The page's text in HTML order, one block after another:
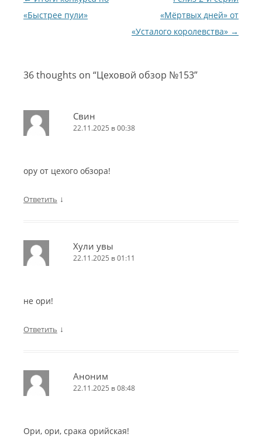
«Быстрее пули»
«Мёртвых дней» от
«Усталого королевства» →
36 thoughts on “Цеховой обзор №153”
Свин
22.11.2025 в 00:38
ору от цехого обзора!
Ответить ↓
Хули увы
22.11.2025 в 01:11
не ори!
Ответить ↓
Аноним
22.11.2025 в 08:48
Ори, ори, срака орийская!